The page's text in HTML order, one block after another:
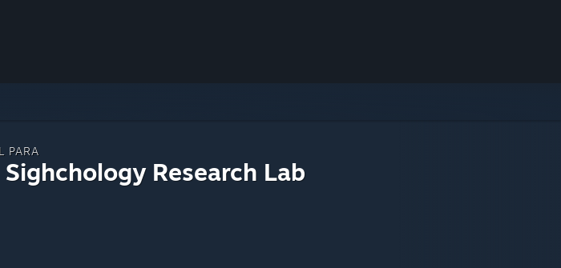
PARA
Sighchology Research Lab